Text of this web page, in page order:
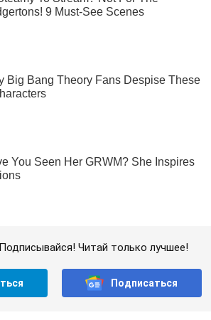
Читай только лучшее!
Подписаться